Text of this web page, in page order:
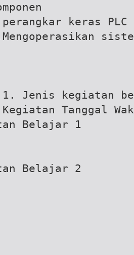
perangkar keras
1. Jenis kegiatan
Tanggal
Belajar 1
Belajar 2